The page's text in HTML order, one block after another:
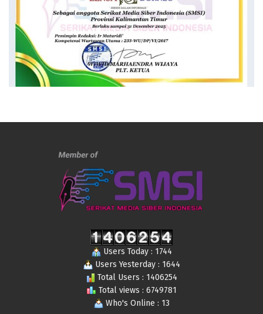
Users Today : 1744
Users Yesterday : 1644
Total Users : 1406254
Total views : 6749781
Who's Online : 13